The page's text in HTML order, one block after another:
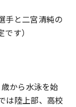
手と二宮清純の
す）
から水泳を始
は陸上部、高校